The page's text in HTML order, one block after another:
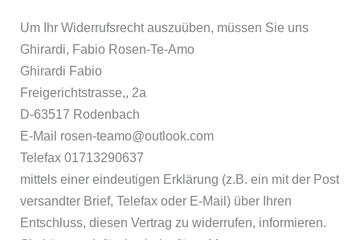
Um Ihr Widerrufsrecht auszuüben, müssen Sie uns
Ghirardi, Fabio Rosen-Te-Amo
Ghirardi Fabio
Freigerichtstrasse,, 2a
D-63517 Rodenbach
E-Mail rosen-teamo@outlook.com
Telefax 01713290637
mittels einer eindeutigen Erklärung (z.B. ein mit der Post
versandter Brief, Telefax oder E-Mail) über Ihren
Entschluss, diesen Vertrag zu widerrufen, informieren.